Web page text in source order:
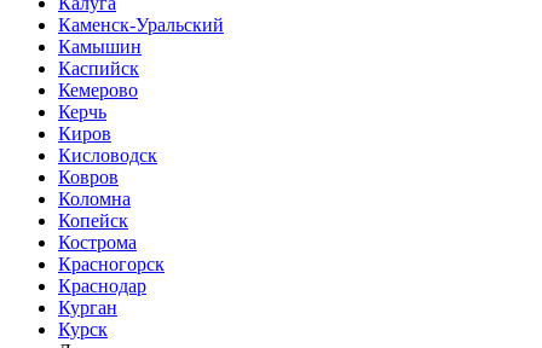
Каменск-Уральский
Камышин
Каспийск
Кемерово
Керчь
Киров
Кисловодск
Ковров
Коломна
Копейск
Кострома
Красногорск
Краснодар
Курган
Курск